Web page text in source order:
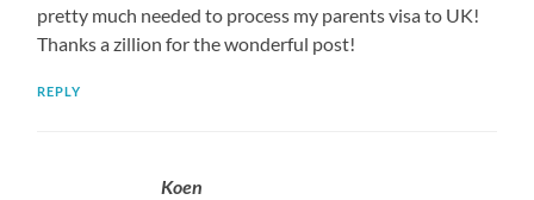
pretty much needed to process my parents visa to UK!
Thanks a zillion for the wonderful post!
REPLY
Koen